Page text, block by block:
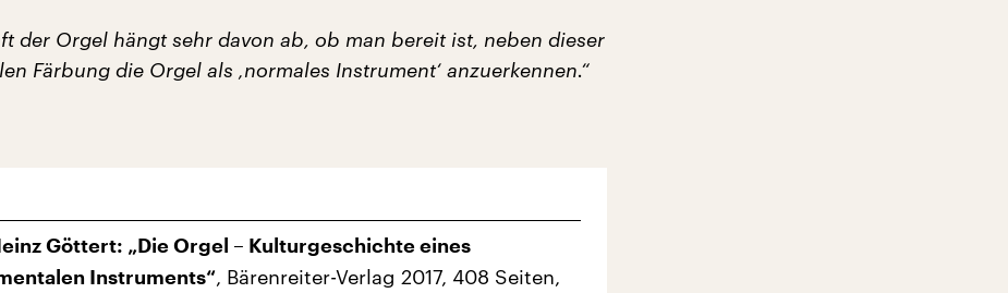
der Orgel hängt sehr davon ab, ob man bereit ist, neben dieser
Färbung die Orgel als ‚normales Instrument‘ anzuerkennen.“
Göttert: „Die Orgel – Kulturgeschichte eines
Instruments“, Bärenreiter-Verlag 2017, 408 Seiten,